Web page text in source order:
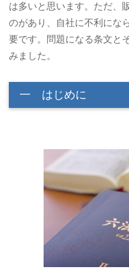
は多いと思います。ただ、
のがあり、自社に不利にな
要です。問題になる条文と
みました。
一 はじめに